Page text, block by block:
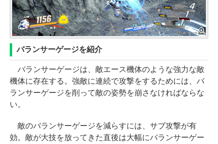
バランサーゲージを紹介
バランサーゲージは、敵エース機体のような強力な敵
機体に存在する。強敵に連続で攻撃をするためには、バ
ランサーゲージを削って敵の姿勢を崩さなければならな
い。
敵のバランサーゲージを減らすには、サブ攻撃が有
効。敵が大技を放ってきた直後は大幅にバランサーゲー